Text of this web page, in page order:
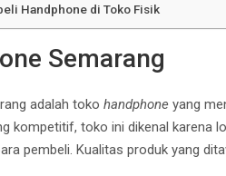
Handphone di Toko Fisik
Semarang
adalah toko handphone yang
kompetitif, toko ini dikenal karena
pembeli. Kualitas produk yang